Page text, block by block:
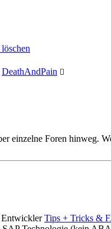
DeathAndPain
einzelne Foren hinweg.
Entwickler Tips + Tricks &